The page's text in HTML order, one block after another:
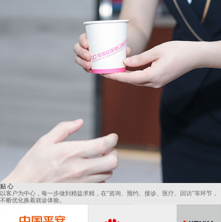
贴 心
以客户为中心，每一步做到精益求精，在“咨询、预约、接诊、医疗、回访”等环节，
不断优化换着就诊体验。